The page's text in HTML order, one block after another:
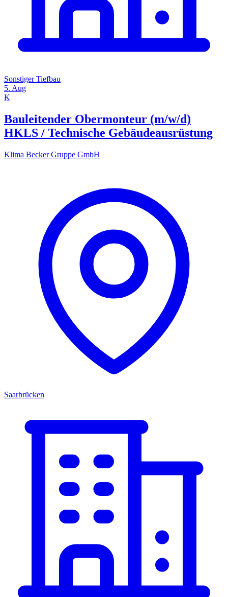
Sonstiger Tiefbau
5. Aug
K
Bauleitender Obermonteur (m/w/d)
HKLS / Technische Gebäudeausrüstung
Klima Becker Gruppe GmbH
Saarbrücken